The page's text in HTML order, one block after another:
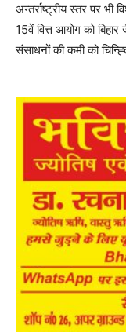
अन्तर्राष्ट्रीय स्तर पर भी
15वें वित्त आयोग को
संसाधनों की कमी को